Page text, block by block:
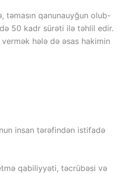
təmasın qanunauyğun olub-
50 kadr sürəti ilə təhlil edir.
hələ də əsas hakimin
insan tərəfindən istifadə
qabiliyyəti, təcrübəsi və